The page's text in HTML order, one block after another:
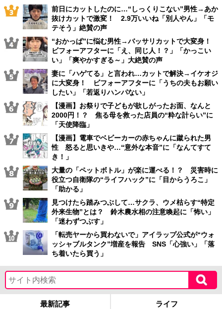
前日にカットしたのに…“しっくりこない”男性→あか
抜けカットで激変！ 2.9万いいね「別人やん」「モ
テそう」絶賛の声
“おかっぱ”に悩む男性→バッサリカットで大変身！
ビフォーアフターに「え、同じ人！？」「かっこい
い」「爽やかすぎる～」大絶賛の声
妻に「ハゲてる」と言われ…カットで解決→イケオジ
に大変身！ ビフォーアフターに「うちの夫もお願い
したい」「若返りハンパない」
【漫画】お祭りで子どもが欲しがったお面、なんと
2000円！？ 焦る母を救った店員の“粋な計らい”に
「天使降臨」
【漫画】電車でベビーカーの赤ちゃんに蹴られた男
性 怒ると思いきや…“意外な本音”に「なんてすて
き！」
大量の「ペットボトル」が楽に運べる！？ 災害時に
役立つ自衛隊の“ライフハック”に「目からうろこ」
「助かる」
見つけたら踏みつぶして…サクラ、ウメ枯らす“特定
外来生物”とは？ 鈴木農水相の注意喚起に「怖い」
「迷わずつぶす」
「転売ヤーから買わないで」アイラップ公式が“ウォ
ッシャブルタンク”増産を報告 SNS「心強い」「落
ち着いたら買う」
最新記事 ライフ